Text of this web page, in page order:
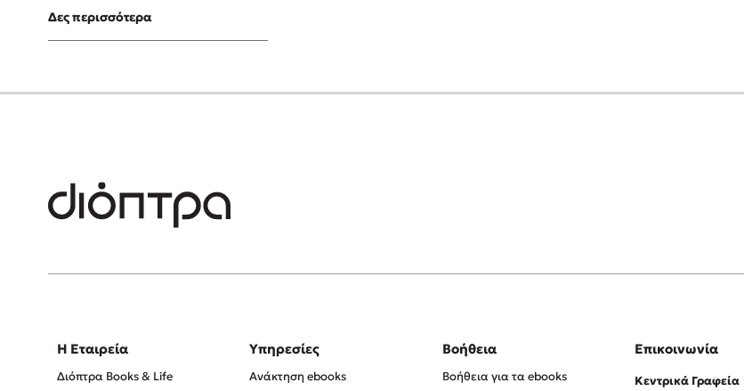
Upmarket
Young Adult
Δες περισσότερα
Η Εταιρεία
Διόπτρα Books & Life
Υπηρεσίες
Ανάκτηση ebooks
Βοήθεια
Βοήθεια για τα ebooks
Επικοινωνία
Κεντρικά Γραφεία